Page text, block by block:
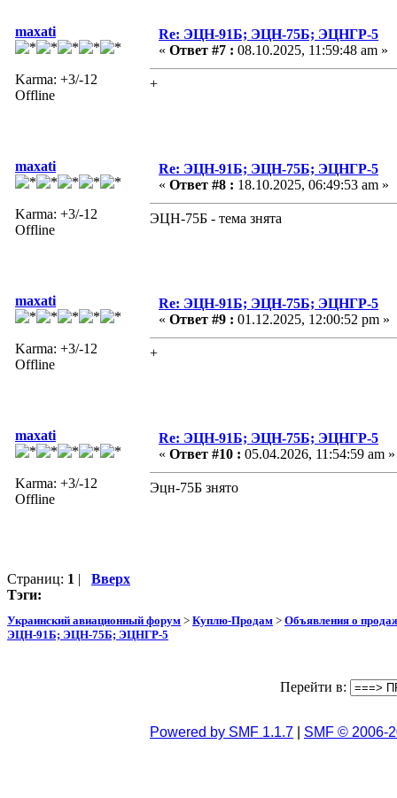
maxati
Karma: +3/-12
Offline
Re: ЭЦН-91Б; ЭЦН-75Б; ЭЦНГР-5
« Ответ #7 : 08.10.2025, 11:59:48 am »
+
maxati
Karma: +3/-12
Offline
Re: ЭЦН-91Б; ЭЦН-75Б; ЭЦНГР-5
« Ответ #8 : 18.10.2025, 06:49:53 am »
ЭЦН-75Б - тема знята
maxati
Karma: +3/-12
Offline
Re: ЭЦН-91Б; ЭЦН-75Б; ЭЦНГР-5
« Ответ #9 : 01.12.2025, 12:00:52 pm »
+
maxati
Karma: +3/-12
Offline
Re: ЭЦН-91Б; ЭЦН-75Б; ЭЦНГР-5
« Ответ #10 : 05.04.2026, 11:54:59 am »
Эцн-75Б знято
Страниц: 1 | Вверх
Тэги:
Украинский авиационный форум > Куплю-Продам > Объявления о
ЭЦН-91Б; ЭЦН-75Б; ЭЦНГР-5
Перейти в:
Powered by SMF 1.1.7 SMF © 2006-